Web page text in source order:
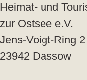
Heimat- und
zur Ostsee e.V.
Jens-Voigt-Ring 2
23942 Dassow